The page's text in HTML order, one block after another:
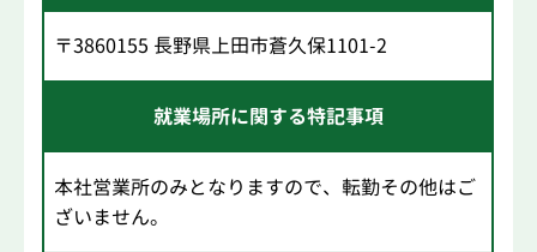
〒3860155 長野県上田市蒼久保1101-2
就業場所に関する特記事項
本社営業所のみとなりますので、転勤その他はご
ざいません。